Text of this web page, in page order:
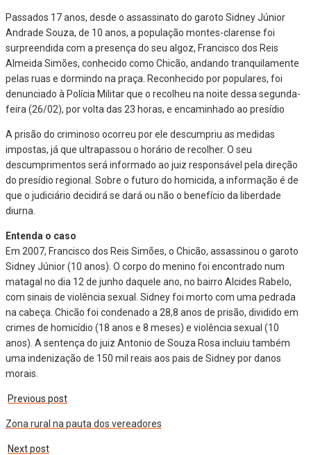
Passados 17 anos, desde o assassinato do garoto Sidney Júnior
Andrade Souza, de 10 anos, a população montes-clarense foi
surpreendida com a presença do seu algoz, Francisco dos Reis
Almeida Simões, conhecido como Chicão, andando tranquilamente
pelas ruas e dormindo na praça. Reconhecido por populares, foi
denunciado à Polícia Militar que o recolheu na noite dessa segunda-
feira (26/02), por volta das 23 horas, e encaminhado ao presídio
A prisão do criminoso ocorreu por ele descumpriu as medidas
impostas, já que ultrapassou o horário de recolher. O seu
descumprimentos será informado ao juiz responsável pela direção
do presídio regional. Sobre o futuro do homicida, a informação é de
que o judiciário decidirá se dará ou não o benefício da liberdade
diurna.
Entenda o caso
Em 2007, Francisco dos Reis Simões, o Chicão, assassinou o garoto
Sidney Júnior (10 anos). O corpo do menino foi encontrado num
matagal no dia 12 de junho daquele ano, no bairro Alcides Rabelo,
com sinais de violência sexual. Sidney foi morto com uma pedrada
na cabeça. Chicão foi condenado a 28,8 anos de prisão, dividido em
crimes de homicídio (18 anos e 8 meses) e violência sexual (10
anos). A sentença do juiz Antonio de Souza Rosa incluiu também
uma indenização de 150 mil reais aos pais de Sidney por danos
morais.
Previous post
Zona rural na pauta dos vereadores
Next post